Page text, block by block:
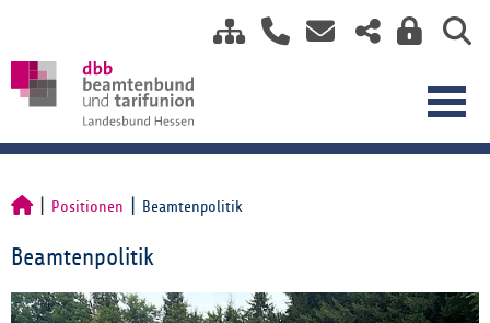
Positionen Beamtenpolitik
Beamtenpolitik